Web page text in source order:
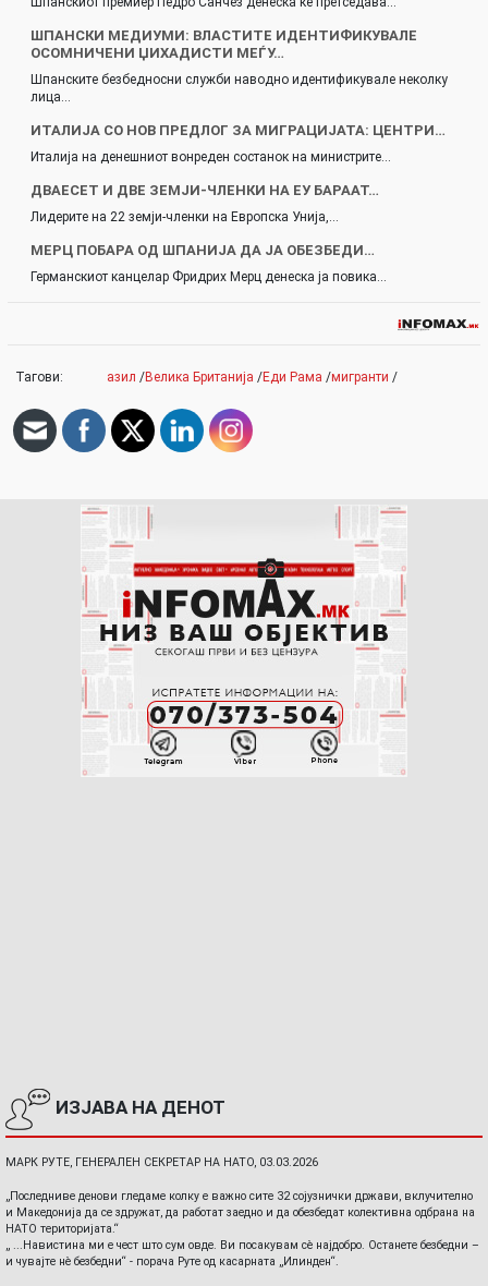
ШПАНСКИ МЕДИУМИ: ВЛАСТИТЕ ИДЕНТИФИКУВАЛЕ
ОСОМНИЧЕНИ ЏИХАДИСТИ МЕЃУ…
Шпанските безбедносни служби наводно идентификувале неколку
лица…
ИТАЛИЈА СО НОВ ПРЕДЛОГ ЗА МИГРАЦИЈАТА: ЦЕНТРИ…
Италија на денешниот вонреден состанок на министрите…
ДВАЕСЕТ И ДВЕ ЗЕМЈИ-ЧЛЕНКИ НА ЕУ БАРААТ…
Лидерите на 22 земји-членки на Европска Унија,…
МЕРЦ ПОБАРА ОД ШПАНИЈА ДА ЈА ОБЕЗБЕДИ…
Германскиот канцелар Фридрих Мерц денеска ја повика…
Тагови: азил /Велика Британија /Еди Рама /мигранти /
ИЗЈАВА НА ДЕНОТ
МАРК РУТЕ, ГЕНЕРАЛЕН СЕКРЕТАР НА НАТО, 03.03.2026
„Последниве денови гледаме колку е важно сите 32 сојузнички држави, вклучително
и Македонија да се здружат, да работат заедно и да обезбедат колективна одбрана на
НАТО територијата.“
„ ...Навистина ми е чест што сум овде. Ви посакувам сè најдобро. Останете безбедни –
и чувајте нè безбедни“ - порача Руте од касарната „Илинден“.